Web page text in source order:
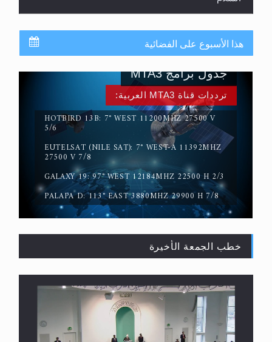
حقيقة المسيح الدجال
القرآن قاضٍ وحكمٌ على السنة ومهيمنٌ عليها.. ليس
العكس
هذا الأسبوع على الفضائية
ترددات قناة MTA3 العربية:
HOTBIRD 13B: 7° WEST 11200MHZ 27500 V
5/6
EUTELSAT (NILE SAT): 7° WEST-A 11392MHZ
27500 V 7/8
GALAXY 19: 97° WEST 12184MHZ 22500 H 2/3
PALAPA D: 113° EAST 3880MHZ 29900 H 7/8
جدول برامج MTA3
خطب الجمعة الأخيرة